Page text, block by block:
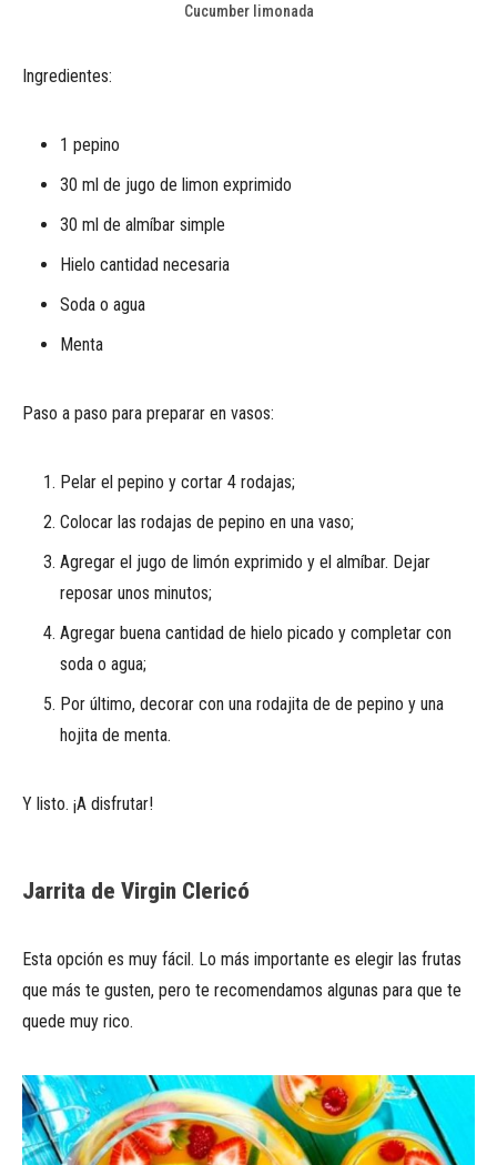
Cucumber limonada
Ingredientes:
1 pepino
30 ml de jugo de limon exprimido
30 ml de almíbar simple
Hielo cantidad necesaria
Soda o agua
Menta
Paso a paso para preparar en vasos:
Pelar el pepino y cortar 4 rodajas;
Colocar las rodajas de pepino en una vaso;
Agregar el jugo de limón exprimido y el almíbar. Dejar
reposar unos minutos;
Agregar buena cantidad de hielo picado y completar con
soda o agua;
Por último, decorar con una rodajita de de pepino y una
hojita de menta.
Y listo. ¡A disfrutar!
Jarrita de Virgin Clericó
Esta opción es muy fácil. Lo más importante es elegir las frutas
que más te gusten, pero te recomendamos algunas para que te
quede muy rico.